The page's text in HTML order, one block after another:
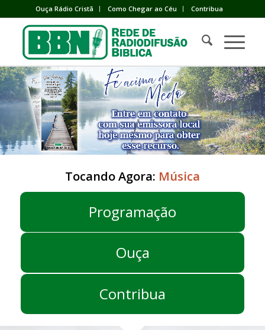
Ouça Rádio Cristã Como Chegar ao Céu Contribua
Tocando Agora: Música
Programação
Ouça
Contribua